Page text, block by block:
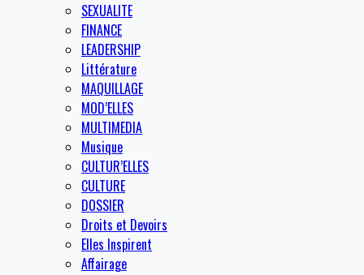
SEXUALITE
FINANCE
LEADERSHIP
Littérature
MAQUILLAGE
MOD’ELLES
MULTIMEDIA
Musique
CULTUR’ELLES
CULTURE
DOSSIER
Droits et Devoirs
Elles Inspirent
Affairage